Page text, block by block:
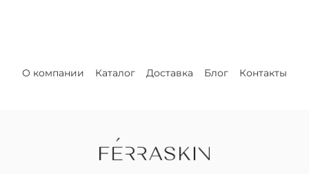
О компании Каталог Доставка Блог Контакты